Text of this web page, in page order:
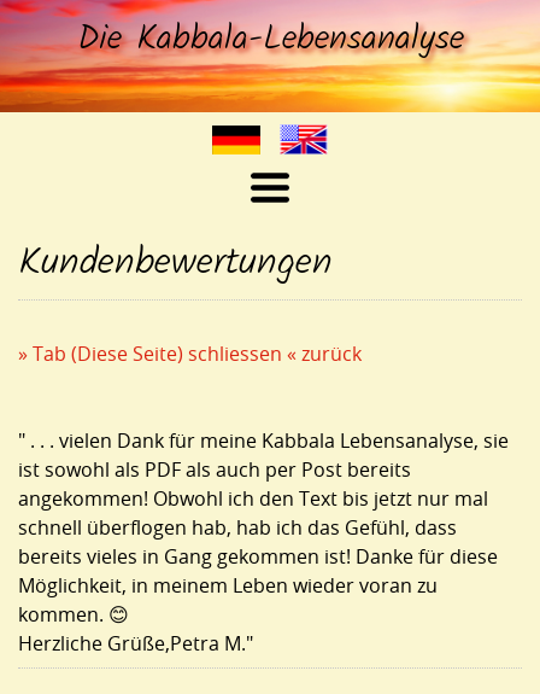
Die Kabbala-Lebensanalyse
ONLINE SHOP
BEZIEHUNGSANALYSEN
KUNDEN-
BEWERTUNGEN
SEELEN & GEISTBILD ANALYSE
SOUL ART
KABBASOL © -SOFTWARE
Kundenbewertungen
» Tab (Diese Seite) schliessen « zurück
" . . . vielen Dank für meine Kabbala Lebensanalyse, sie
ist sowohl als PDF als auch per Post bereits
angekommen! Obwohl ich den Text bis jetzt nur mal
schnell überflogen hab, hab ich das Gefühl, dass
bereits vieles in Gang gekommen ist! Danke für diese
Möglichkeit, in meinem Leben wieder voran zu
kommen. 😊
Herzliche Grüße,Petra M."